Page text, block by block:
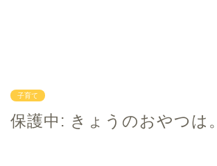
子育て
保護中: きょうのおやつは。